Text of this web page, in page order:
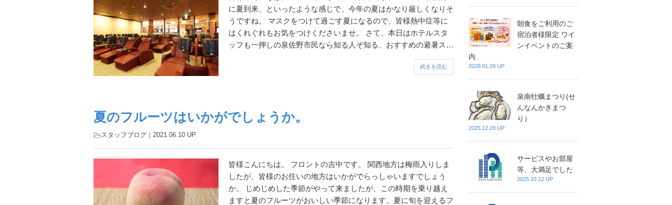
に夏到来、といったような感じで、今年の夏はかなり厳しくなりそ
うですね。 マスクをつけて過ごす夏になるので、皆様熱中症等に
はくれぐれもお気をつけくださいませ。 さて、本日はホテルスタ
ッフも一押しの泉佐野市民なら知る人ぞ知る、おすすめの避暑スポ
続きを読む
夏のフルーツはいかがでしょうか。
スタッフブログ ｜2021.06.10 UP
皆様こんにちは。 フロントの吉中です。 関西地方は梅雨入りしま
したが、皆様のお住いの地方はいかがでらっしゃいますでしょう
か。 じめじめした季節がやって来ましたが、この時期を乗り越え
ますと夏のフルーツがおいしい季節になります。夏に旬を迎えるフ
朝食をご利用のご
宿泊者様限定 ワイ
ンイベントのご案
内
2026.01.29 UP
泉南牡蠣まつり(せ
んなんかきまつ
り）
2025.12.28 UP
サービスやお部屋
等、大満足でした
2025.10.12 UP